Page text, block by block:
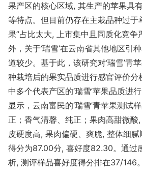
果产区的核心区域, 其生产的苹果具
等特点。但目前仍存在主栽品种过于
果”占比太大, 上市集中且同质化竞争
外，关于‘瑞雪’在云南省其他地区引
道较少。基于此，该研究对‘瑞雪’青
种栽培后的果实品质进行感官评价分
中多个代表产区的‘瑞雪’苹果品质进
显示，云南富民的‘瑞雪’青苹果测试
正；香气清馨、纯正；果肉高甜微
皮硬度高, 果肉偏硬、爽脆, 整体细
得分为87.00分, 喜好度82.30。通过
析, 测评样品喜好度得分排在37/146。